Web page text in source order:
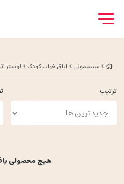
سیسمونی اتاق خواب کودک لوستر
ترتیب
هیچ محصولی